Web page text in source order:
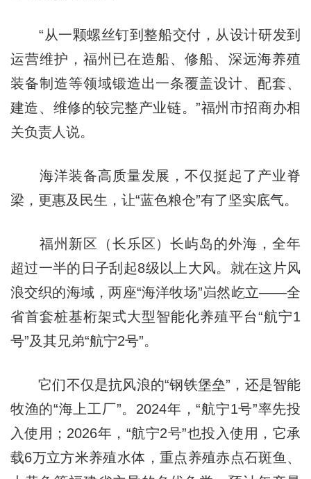
“从一颗螺丝钉到整船交付，从设计研发到
运营维护，福州已在造船、修船、深远海养殖
装备制造等领域锻造出一条覆盖设计、配套、
建造、维修的较完整产业链。”福州市招商办相
关负责人说。
海洋装备高质量发展，不仅挺起了产业脊
梁，更惠及民生，让“蓝色粮仓”有了坚实底气。
福州新区（长乐区）长屿岛的外海，全年
超过一半的日子刮起8级以上大风。就在这片风
浪交织的海域，两座“海洋牧场”岿然屹立——全
省首套桩基桁架式大型智能化养殖平台“航宁1
号”及其兄弟“航宁2号”。
它们不仅是抗风浪的“钢铁堡垒”，还是智能
牧渔的“海上工厂”。2024年，“航宁1号”率先投
入使用；2026年，“航宁2号”也投入使用，它承
载6万立方米养殖水体，重点养殖赤点石斑鱼、